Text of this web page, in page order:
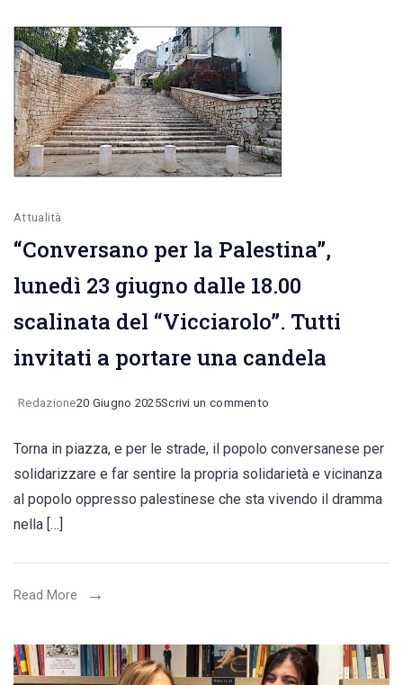
di
lettura
Bloombook
con
Angela
Claudia
Attualità
“Conversano per la Palestina”,
lunedì 23 giugno dalle 18.00
scalinata del “Vicciarolo”. Tutti
invitati a portare una candela
Redazione20 Giugno 2025Scrivi un commento
per
la
23
18.00
scalinata
Torna in piazza, e per le strade, il popolo conversanese per
solidarizzare e far sentire la propria solidarietà e vicinanza
al popolo oppresso palestinese che sta vivendo il dramma
nella […]
Read More